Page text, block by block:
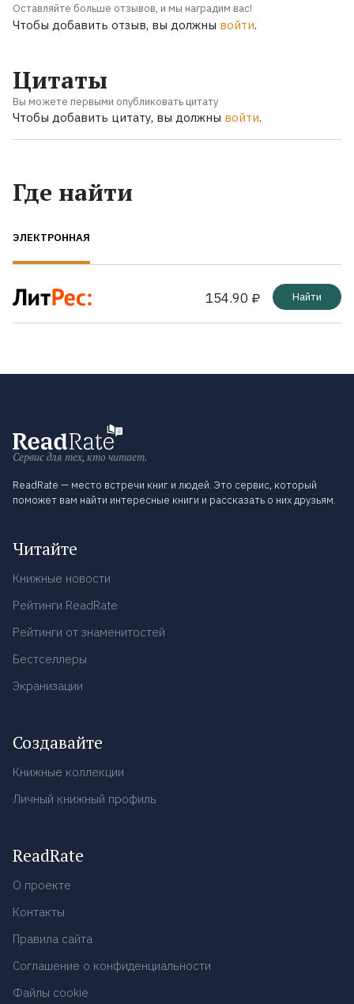
Оставляйте больше отзывов, и мы наградим вас!
Чтобы добавить отзыв, вы должны войти.
Цитаты
Вы можете первыми опубликовать цитату
Чтобы добавить цитату, вы должны войти.
Где найти
ЭЛЕКТРОННАЯ
154.90 ₽ Найти
Сервис для тех, кто читает.
ReadRate — место встречи книг и людей. Это сервис, который
поможет вам найти интересные книги и рассказать о них друзьям.
Читайте
Книжные новости
Рейтинги ReadRate
Рейтинги от знаменитостей
Бестселлеры
Экранизации
Создавайте
Книжные коллекции
Личный книжный профиль
ReadRate
О проекте
Контакты
Правила сайта
Соглашение о конфиденциальности
Файлы cookie